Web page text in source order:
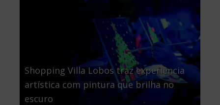
Shopping Villa Lobos traz experiência
artística com pintura que brilha no
escuro